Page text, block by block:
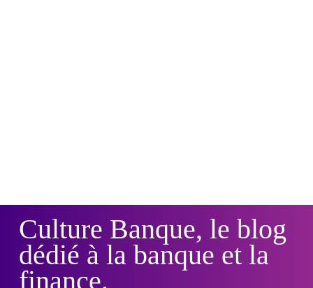
Culture Banque, le blog
dédié à la banque et la
finance.